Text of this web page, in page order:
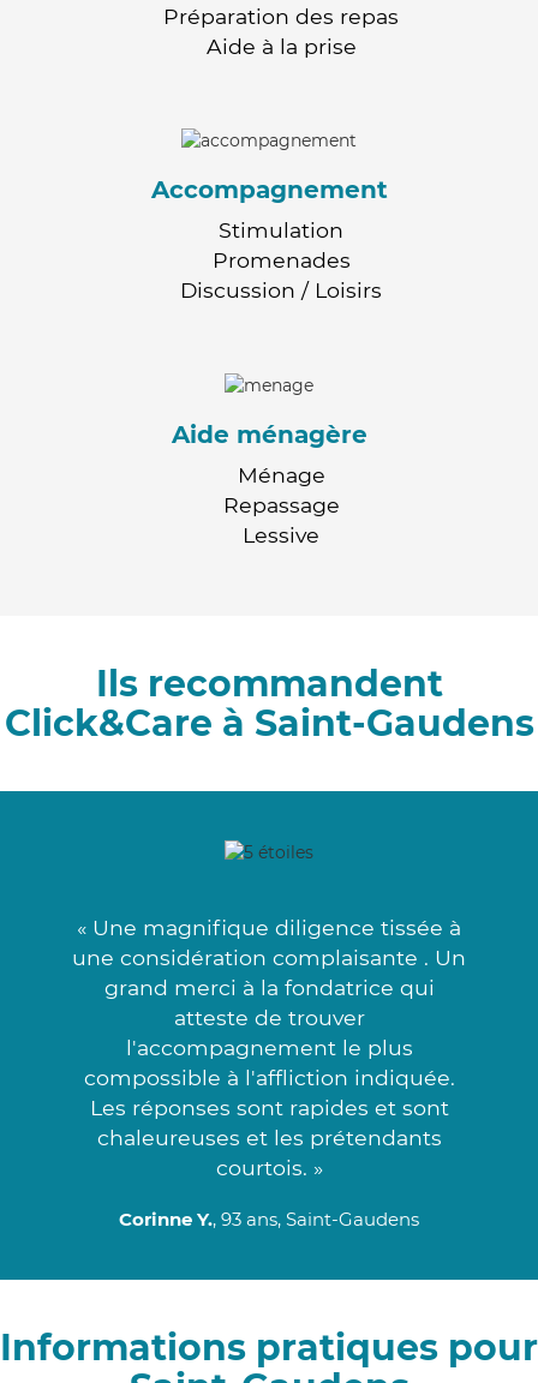
Préparation des repas
Aide à la prise
Accompagnement
Stimulation
Promenades
Discussion / Loisirs
Aide ménagère
Ménage
Repassage
Lessive
Ils recommandent
Click&Care à Saint-Gaudens
« Une magnifique diligence tissée à
une considération complaisante . Un
grand merci à la fondatrice qui
atteste de trouver
l'accompagnement le plus
compossible à l'affliction indiquée.
Les réponses sont rapides et sont
chaleureuses et les prétendants
courtois. »
Corinne Y., 93 ans, Saint-Gaudens
Informations pratiques pour